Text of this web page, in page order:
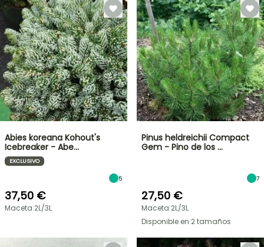
Abies koreana Kohout's
Icebreaker - Abe…
EXCLUSIVO
5
37,50 €
Maceta 2L/3L
Pinus heldreichii Compact
Gem - Pino de los …
7
27,50 €
Maceta 2L/3L
Disponible en 2 tamaños